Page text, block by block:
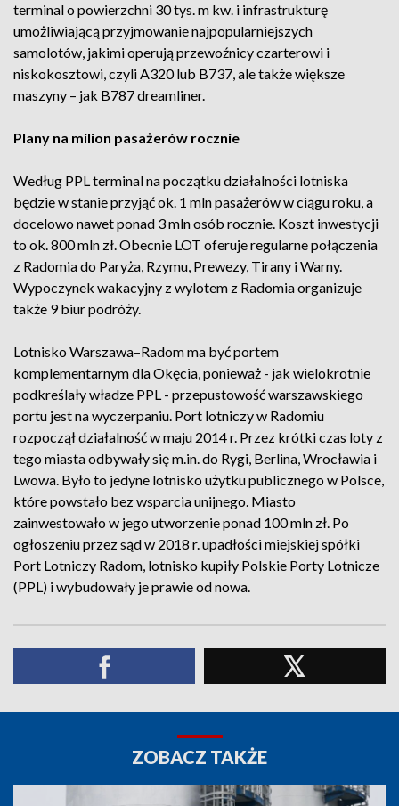
terminal o powierzchni 30 tys. m kw. i infrastrukturę
umożliwiającą przyjmowanie najpopularniejszych
samolotów, jakimi operują przewoźnicy czarterowi i
niskokosztowi, czyli A320 lub B737, ale także większe
maszyny – jak B787 dreamliner.
Plany na milion pasażerów rocznie
Według PPL terminal na początku działalności lotniska
będzie w stanie przyjąć ok. 1 mln pasażerów w ciągu roku, a
docelowo nawet ponad 3 mln osób rocznie. Koszt inwestycji
to ok. 800 mln zł. Obecnie LOT oferuje regularne połączenia
z Radomia do Paryża, Rzymu, Prewezy, Tirany i Warny.
Wypoczynek wakacyjny z wylotem z Radomia organizuje
także 9 biur podróży.
Lotnisko Warszawa–Radom ma być portem
komplementarnym dla Okęcia, ponieważ - jak wielokrotnie
podkreślały władze PPL - przepustowość warszawskiego
portu jest na wyczerpaniu. Port lotniczy w Radomiu
rozpoczął działalność w maju 2014 r. Przez krótki czas loty z
tego miasta odbywały się m.in. do Rygi, Berlina, Wrocławia i
Lwowa. Było to jedyne lotnisko użytku publicznego w Polsce,
które powstało bez wsparcia unijnego. Miasto
zainwestowało w jego utworzenie ponad 100 mln zł. Po
ogłoszeniu przez sąd w 2018 r. upadłości miejskiej spółki
Port Lotniczy Radom, lotnisko kupiły Polskie Porty Lotnicze
(PPL) i wybudowały je prawie od nowa.
ZOBACZ TAKŻE